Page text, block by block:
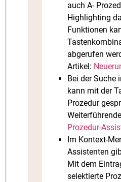
auch A-
Highlighting
Funktionen
abgerufen
Artikel:
Bei der Suche
kann mit der
Prozedur
Prozedur-
Im Kontext-
Assistenten
Mit dem
selektierte